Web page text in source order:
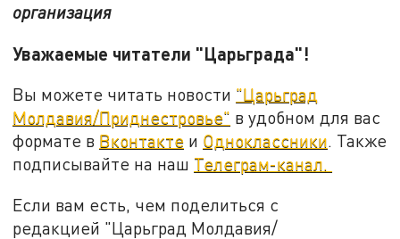
организация
Уважаемые читатели "Царьграда"!
Вы можете читать новости "Царьград
Молдавия/Приднестровье" в удобном для вас
формате в Вконтакте и Одноклассники. Также
подписывайте на наш Телеграм-канал.
Если вам есть, чем поделиться с
редакцией "Царьград Молдавия/